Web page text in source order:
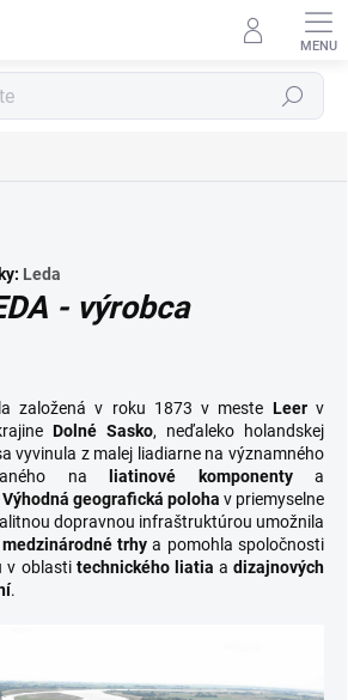
Hľadať
Leda
- výrobca
založená v roku 1873 v meste Leerv
Dolné Sasko, neďaleko holandskej
vyvinula z malej liadiarne na významného
na
liatinové komponentya
Výhodná geografická poloha v priemyselne
dopravnou infraštruktúrou umožnila
medzinárodné trhya pomohla spoločnosti
v oblasti technického liatia a dizajnových
.